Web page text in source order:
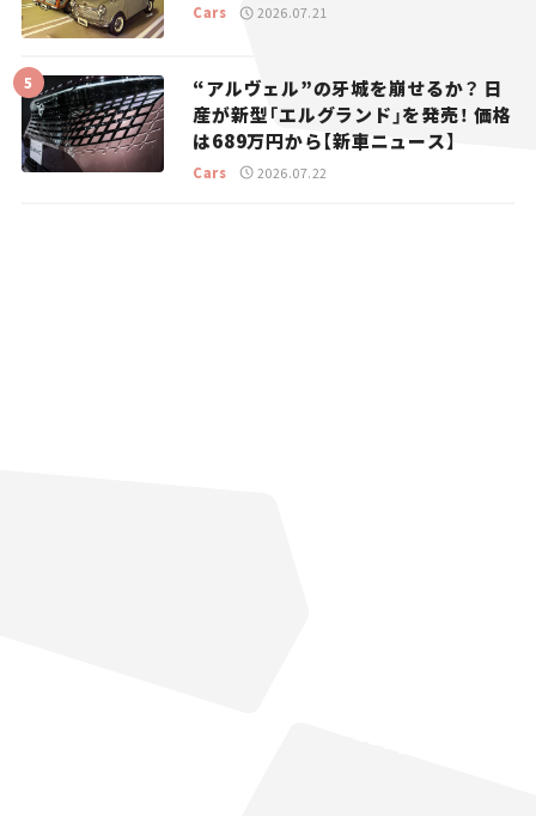
Cars 2026.07.21
“アルヴェル”の牙城を崩せるか？ 日
産が新型「エルグランド」を発売！ 価格
は689万円から【新車ニュース】
Cars 2026.07.22